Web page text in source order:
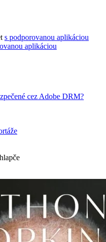
s podporovanou aplikáciou
aplikáciou
cez Adobe DRM?